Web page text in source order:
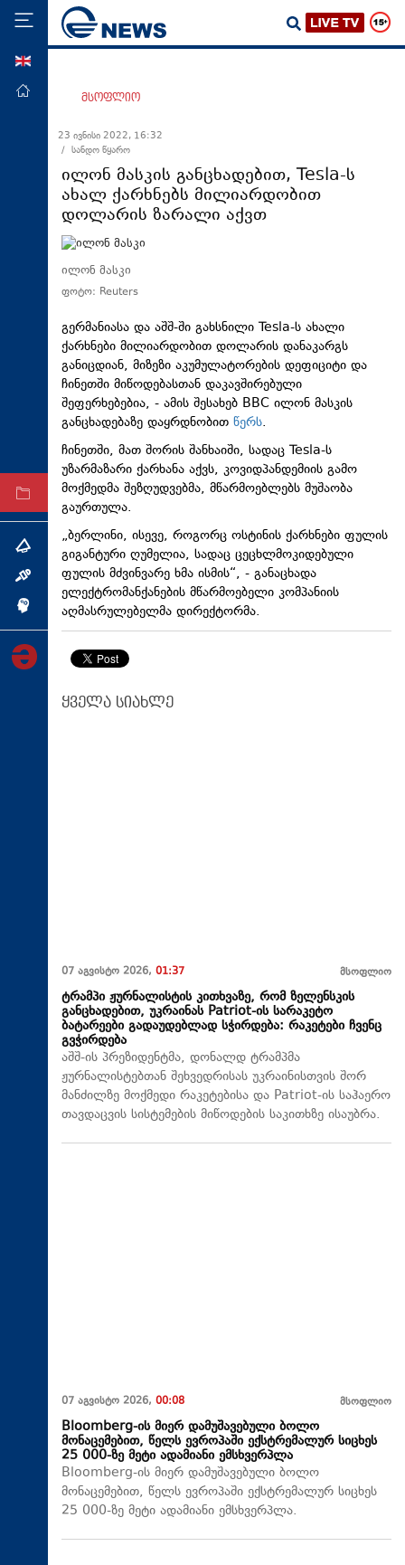
მთავარი
ეკონომიკა
მსოფლიო
ჯანდაცვა
საზოგადოება
სამართალი
რეგიონი
კულტურა
სპორტი
ტექნოლოგიები
ტაბლოიდი
არქივი
ინტერვიუ
ინქვიზიცია
მსოფლიო
23 ივნისი 2022, 16:32
/ სანდო წყარო
ილონ მასკის განცხადებით, Tesla-ს
ახალ ქარხნებს მილიარდობით
დოლარის ზარალი აქვთ
ილონ მასკი
ფოტო: Reuters
გერმანიასა და აშშ-ში გახსნილი Tesla-ს ახალი
ქარხნები მილიარდობით დოლარის დანაკარგს
განიცდიან, მიზეზი აკუმულატორების დეფიციტი და
ჩინეთში მიწოდებასთან დაკავშირებული
შეფერხებებია, - ამის შესახებ BBC ილონ მასკის
განცხადებაზე დაყრდნობით წერს.
ჩინეთში, მათ შორის შანხაიში, სადაც Tesla-ს
უზარმაზარი ქარხანა აქვს, კოვიდპანდემიის გამო
მოქმედმა შეზღუდვებმა, მწარმოებლებს მუშაობა
გაურთულა.
„ბერლინი, ისევე, როგორც ოსტინის ქარხნები ფულის
გიგანტური ღუმელია, სადაც ცეცხლმოკიდებული
ფულის მძვინვარე ხმა ისმის“, - განაცხადა
ელექტრომანქანების მწარმოებელი კომპანიის
აღმასრულებელმა დირექტორმა.
ყველა სიახლე
07 აგვისტო 2026, 01:37 მსოფლიო
ტრამპი ჟურნალისტის კითხვაზე, რომ ზელენსკის
განცხადებით, უკრაინას Patriot-ის სარაკეტო
ბატარეები გადაუდებლად სჭირდება: რაკეტები ჩვენც
გვჭირდება
აშშ-ის პრეზიდენტმა, დონალდ ტრამპმა
ჟურნალისტებთან შეხვედრისას უკრაინისთვის შორ
მანძილზე მოქმედი რაკეტებისა და Patriot-ის საჰაერო
თავდაცვის სისტემების მიწოდების საკითხზე ისაუბრა.
07 აგვისტო 2026, 00:08 მსოფლიო
Bloomberg-ის მიერ დამუშავებული ბოლო
მონაცემებით, წელს ევროპაში ექსტრემალურ სიცხეს
25 000-ზე მეტი ადამიანი ემსხვერპლა
Bloomberg-ის მიერ დამუშავებული ბოლო
მონაცემებით, წელს ევროპაში ექსტრემალურ სიცხეს
25 000-ზე მეტი ადამიანი ემსხვერპლა.